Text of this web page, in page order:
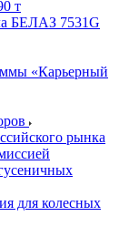
т
БЕЛАЗ 7531G
«Карьерный
рынка
для колесных